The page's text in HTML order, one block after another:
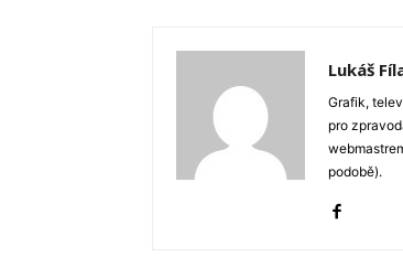
Lukáš
Grafik,
pro
podobě).